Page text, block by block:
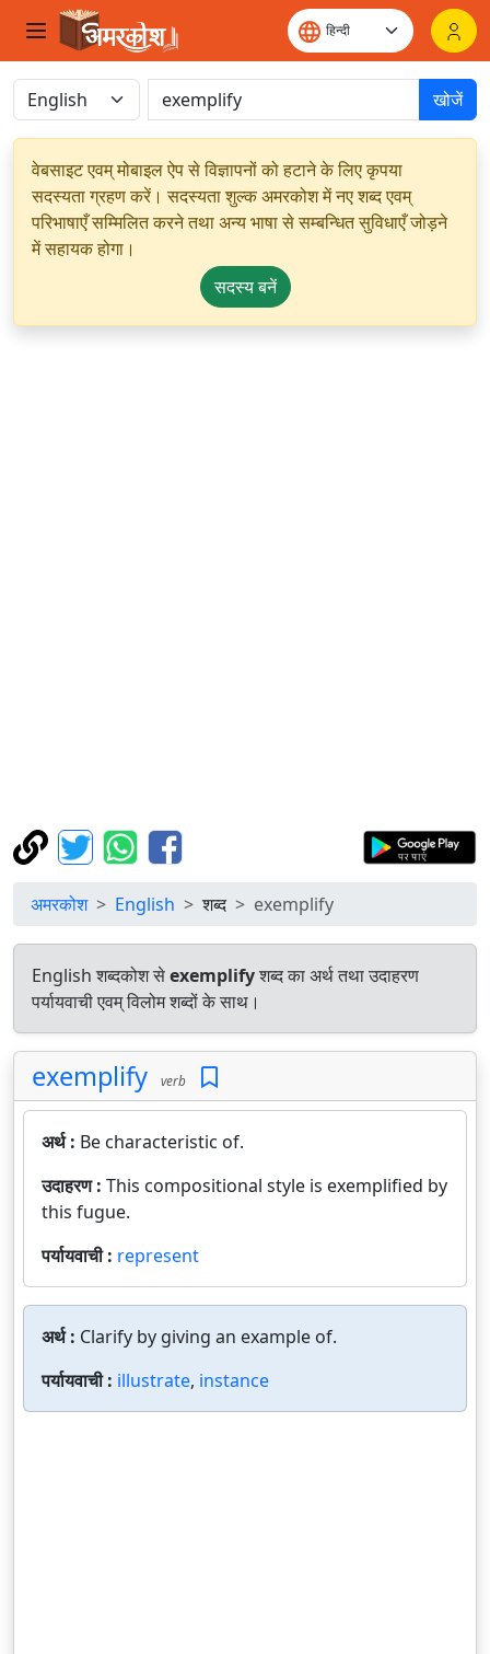
खोजें
वेबसाइट एवम् मोबाइल ऐप से विज्ञापनों को हटाने के लिए कृपया
सदस्यता ग्रहण करें। सदस्यता शुल्क अमरकोश में नए शब्द एवम्
परिभाषाएँ सम्मिलित करने तथा अन्य भाषा से सम्बन्धित सुविधाएँ जोड़ने
में सहायक होगा।
सदस्य बनें
अमरकोश English शब्द exemplify
English शब्दकोश सेexemplifyशब्द का अर्थ तथा उदाहरण
पर्यायवाची एवम् विलोम शब्दों के साथ।
exemplify verb
अर्थ : Be characteristic of.
उदाहरण : This compositional style is exemplified by
this fugue.
पर्यायवाची : represent
अर्थ : Clarify by giving an example of.
पर्यायवाची : illustrate, instance